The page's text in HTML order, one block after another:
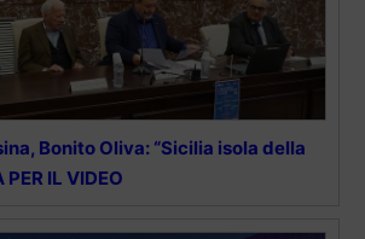
Bonito Oliva: “Sicilia isola della
IL VIDEO